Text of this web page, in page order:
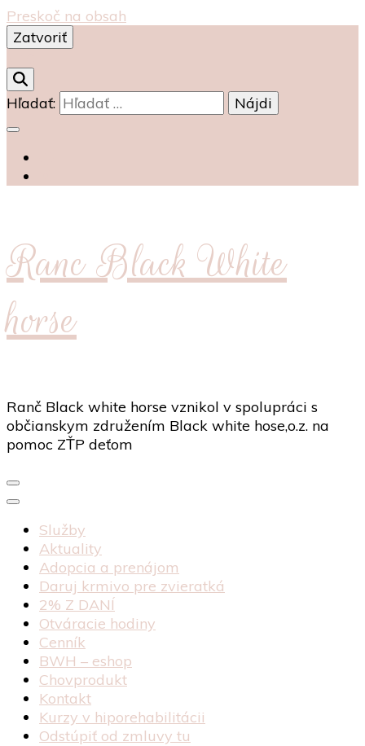
Preskoč na obsah
Zatvoriť
Hľadať:
Ranc Black White
horse
Ranč Black white horse vznikol v spolupráci s
občianskym združením Black white hose,o.z. na
pomoc ZŤP deťom
Služby
Aktuality
Adopcia a prenájom
Daruj krmivo pre zvieratká
2% Z DANÍ
Otváracie hodiny
Cenník
BWH – eshop
Chovprodukt
Kontakt
Kurzy v hiporehabilitácii
Odstúpiť od zmluvy tu